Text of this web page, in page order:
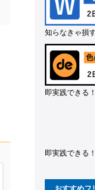
知らなきゃ損
即実践できる
即実践できる
おすすめフ